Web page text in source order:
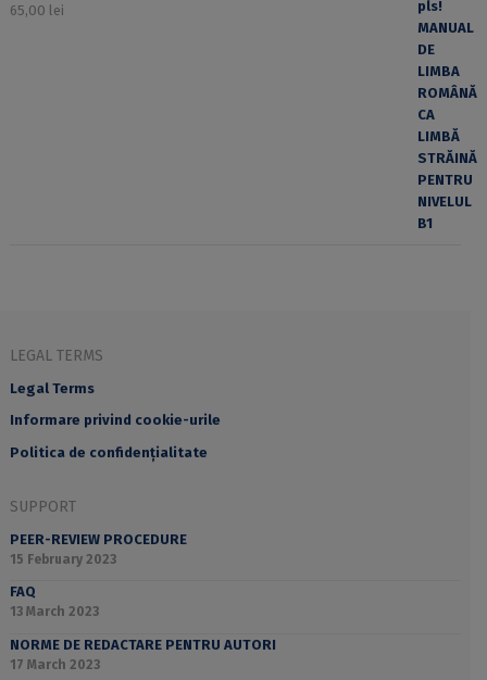
65,00 lei
LEGAL TERMS
Legal Terms
Informare privind cookie-urile
Politica de confidențialitate
SUPPORT
PEER-REVIEW PROCEDURE
15 February 2023
FAQ
13 March 2023
NORME DE REDACTARE PENTRU AUTORI
17 March 2023